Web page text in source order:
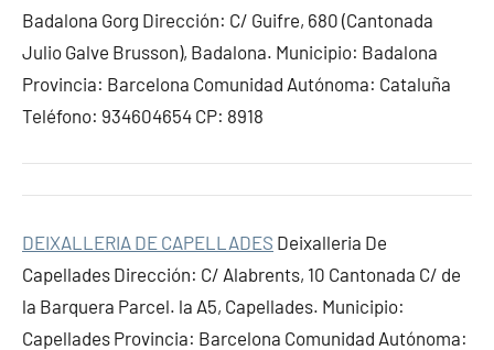
Badalona Gorg Dirección: C/ Guifre, 680 (Cantonada
Julio Galve Brusson), Badalona. Municipio: Badalona
Provincia: Barcelona Comunidad Autónoma: Cataluña
Teléfono: 934604654 CP: 8918
DEIXALLERIA DE CAPELLADES Deixalleria De
Capellades Dirección: C/ Alabrents, 10 Cantonada C/ de
la Barquera Parcel. la A5, Capellades. Municipio:
Capellades Provincia: Barcelona Comunidad Autónoma: